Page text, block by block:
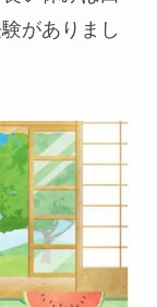
がありまし